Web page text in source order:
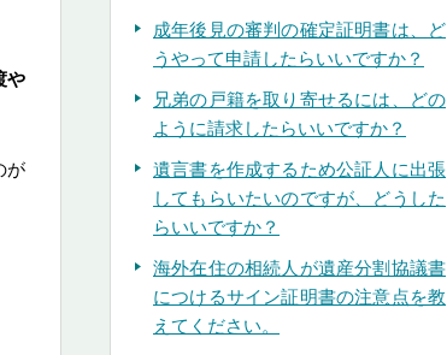
や
が
成年後見の審判の確定証明書は、ど
うやって申請したらいいですか？
兄弟の戸籍を取り寄せるには、どの
ように請求したらいいですか？
遺言書を作成するため公証人に出張
してもらいたいのですが、どうした
らいいですか？
海外在住の相続人が遺産分割協議書
につけるサイン証明書の注意点を教
えてください。